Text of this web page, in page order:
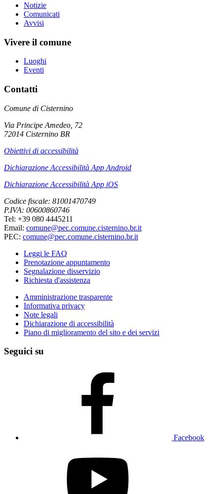
Notizie
Comunicati
Avvisi
Vivere il comune
Luoghi
Eventi
Contatti
Comune di Cisternino
Via Principe Amedeo, 72
72014 Cisternino BR
Obiettivi di accessibilità
Dichiarazione Accessibilità App Android
Dichiarazione Accessibilità App iOS
Codice fiscale: 81001470749
P.IVA: 00600860746
Tel: +39 080 4445211
Email: comune@pec.comune.cisternino.br.it
PEC: comune@pec.comune.cisternino.br.it
Leggi le FAQ
Prenotazione appuntamento
Segnalazione disservizio
Richiesta d'assistenza
Amministrazione trasparente
Informativa privacy
Note legali
Dichiarazione di accessibilità
Piano di miglioramento del sito e dei servizi
Seguici su
Facebook